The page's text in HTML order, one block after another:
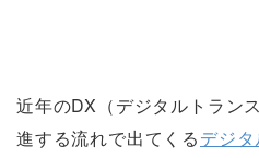
近年のDX（デジタルトラン
進する流れで出てくるデジ